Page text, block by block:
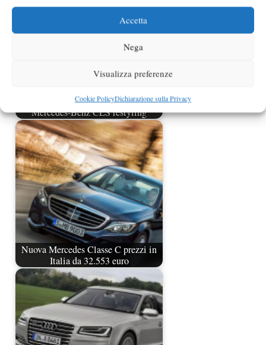
Accetta
Nega
Visualizza preferenze
Cookie PolicyDichiarazione sulla Privacy
Mercedes-Benz CLS restyling
Nuova Mercedes Classe C prezzi in
Italia da 32.553 euro